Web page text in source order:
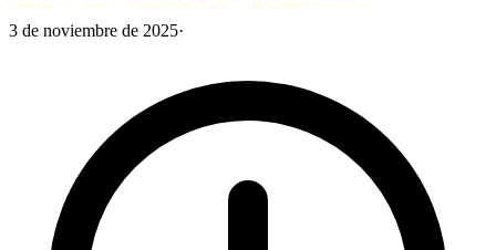
3 de noviembre de 2025·